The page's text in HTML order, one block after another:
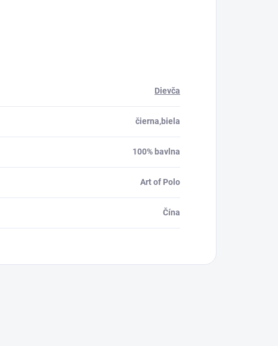
Dievča
čierna,biela
100% bavlna
Art of Polo
Čína